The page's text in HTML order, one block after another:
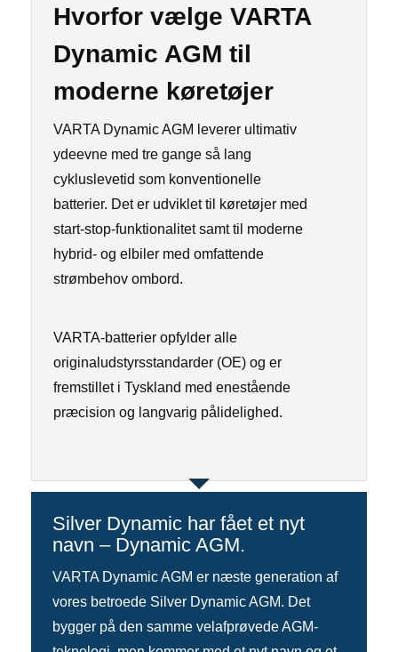
Hvorfor vælge VARTA
Dynamic AGM til
moderne køretøjer
VARTA Dynamic AGM leverer ultimativ
ydeevne med tre gange så lang
cykluslevetid som konventionelle
batterier. Det er udviklet til køretøjer med
start-stop-funktionalitet samt til moderne
hybrid- og elbiler med omfattende
strømbehov ombord.
VARTA-batterier opfylder alle
originaludstyrs­standarder (OE) og er
fremstillet i Tyskland med enestående
præcision og langvarig pålidelighed.
Silver Dynamic har fået et nyt
navn – Dynamic AGM.
VARTA Dynamic AGM er næste generation af
vores betroede Silver Dynamic AGM. Det
bygger på den samme velafprøvede AGM-